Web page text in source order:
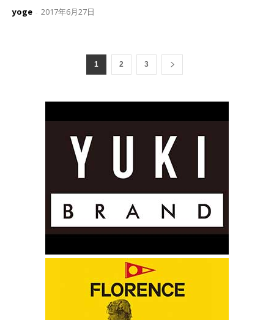
yoge - 2017年6月27日
1 2 3